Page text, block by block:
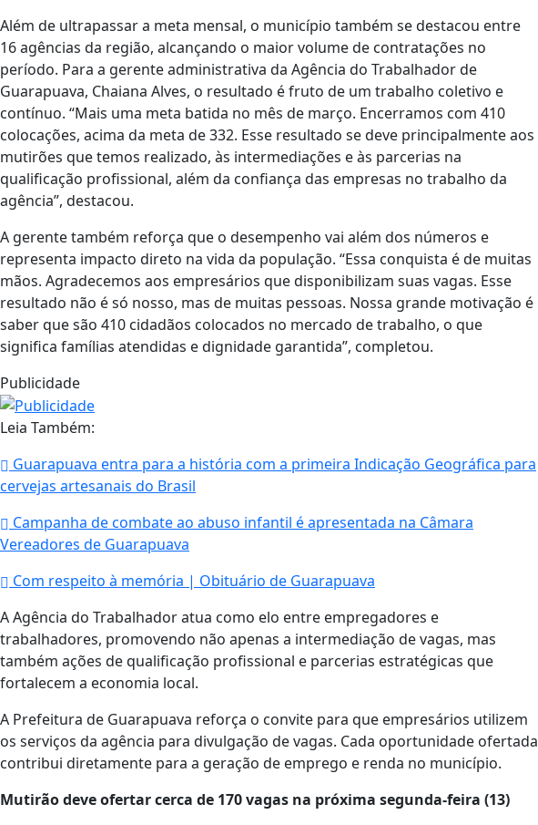
Além de ultrapassar a meta mensal, o município também se destacou entre
16 agências da região, alcançando o maior volume de contratações no
período. Para a gerente administrativa da Agência do Trabalhador de
Guarapuava, Chaiana Alves, o resultado é fruto de um trabalho coletivo e
contínuo. “Mais uma meta batida no mês de março. Encerramos com 410
colocações, acima da meta de 332. Esse resultado se deve principalmente aos
mutirões que temos realizado, às intermediações e às parcerias na
qualificação profissional, além da confiança das empresas no trabalho da
agência”, destacou.
A gerente também reforça que o desempenho vai além dos números e
representa impacto direto na vida da população. “Essa conquista é de muitas
mãos. Agradecemos aos empresários que disponibilizam suas vagas. Esse
resultado não é só nosso, mas de muitas pessoas. Nossa grande motivação é
saber que são 410 cidadãos colocados no mercado de trabalho, o que
significa famílias atendidas e dignidade garantida”, completou.
Publicidade
Leia Também:
Guarapuava entra para a história com a primeira Indicação Geográfica para
cervejas artesanais do Brasil
Campanha de combate ao abuso infantil é apresentada na Câmara
Vereadores de Guarapuava
Com respeito à memória | Obituário de Guarapuava
A Agência do Trabalhador atua como elo entre empregadores e
trabalhadores, promovendo não apenas a intermediação de vagas, mas
também ações de qualificação profissional e parcerias estratégicas que
fortalecem a economia local.
A Prefeitura de Guarapuava reforça o convite para que empresários utilizem
os serviços da agência para divulgação de vagas. Cada oportunidade ofertada
contribui diretamente para a geração de emprego e renda no município.
Mutirão deve ofertar cerca de 170 vagas na próxima segunda-feira (13)